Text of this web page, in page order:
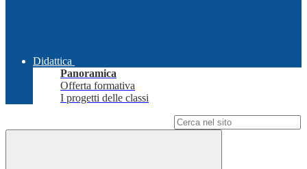
Didattica
Panoramica
Offerta formativa
I progetti delle classi